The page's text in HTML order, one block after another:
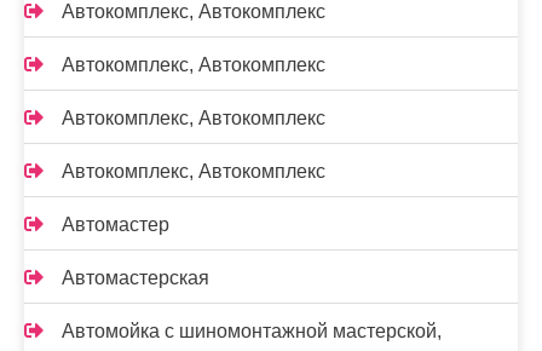
Автокомплекс, Автокомплекс
Автокомплекс, Автокомплекс
Автокомплекс, Автокомплекс
Автокомплекс, Автокомплекс
Автомастер
Автомастерская
Автомойка с шиномонтажной мастерской,